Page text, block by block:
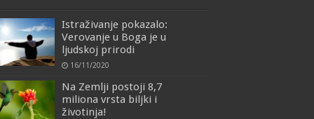
Istraživanje pokazalo:
Verovanje u Boga je u
ljudskoj prirodi
16/11/2020
Na Zemlji postoji 8,7
miliona vrsta biljki i
životinja!